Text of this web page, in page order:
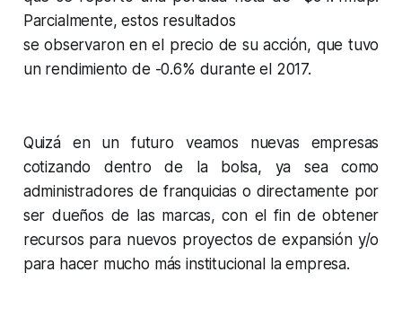
Parcialmente, estos resultados
se observaron en el precio de su acción, que tuvo
un rendimiento de -0.6% durante el 2017.
Quizá en un futuro veamos nuevas empresas
cotizando dentro de la bolsa, ya sea como
administradores de franquicias o directamente por
ser dueños de las marcas, con el fin de obtener
recursos para nuevos proyectos de expansión y/o
para hacer mucho más institucional la empresa.